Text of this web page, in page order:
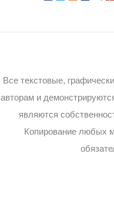
Все текстовые,
авторам и
являются
Копирование любых